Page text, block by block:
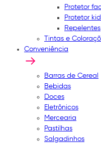
Protetor
Protetor
Repelentes
Tintas e
Conveniência
Barras de Cereal
Bebidas
Doces
Eletrônicos
Mercearia
Pastilhas
Salgadinhos